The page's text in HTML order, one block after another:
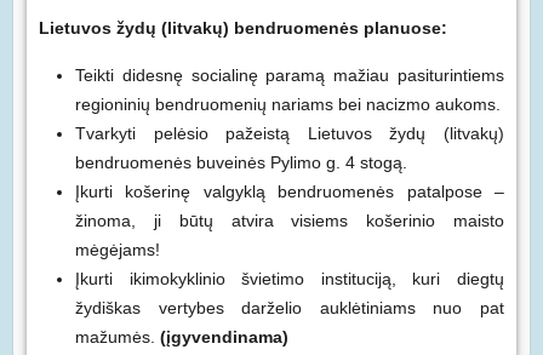
Lietuvos žydų (litvakų) bendruomenės planuose:
Teikti didesnę socialinę paramą mažiau pasiturintiems
regioninių bendruomenių nariams bei nacizmo aukoms.
Tvarkyti pelėsio pažeistą Lietuvos žydų (litvakų)
bendruomenės buveinės Pylimo g. 4 stogą.
Įkurti košerinę valgyklą bendruomenės patalpose –
žinoma, ji būtų atvira visiems košerinio maisto
mėgėjams!
Įkurti ikimokyklinio švietimo instituciją, kuri diegtų
žydiškas vertybes darželio auklėtiniams nuo pat
mažumės. (įgyvendinama)